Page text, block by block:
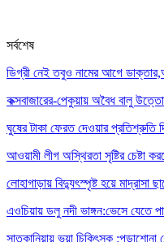
সর্বশেষ
ডিগ্রী নেই তবুও নামের আগে
কক্সবাজারের-পেকুয়ায় অবৈধ বালু
ঘুষের টাকা ফেরত দেওয়ার
আওয়ামী লীগ অস্থিরতা সৃষ্টির
লোহাগাড়ায় বিদ্যুৎস্পৃষ্ট হয়ে মাদ্রাসা
এওচিয়ায় ডলু নদী ভাঙ্গন:ভেসে যেতে
সাতকানিয়ায় ভূয়া চিকিৎসক